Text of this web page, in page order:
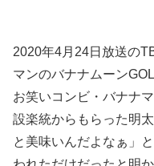
2020年4月24日放送の
マンのバナナムーン
お笑いコンビ・バナナ
設楽統からもらった明
と美味いんだよなぁ」